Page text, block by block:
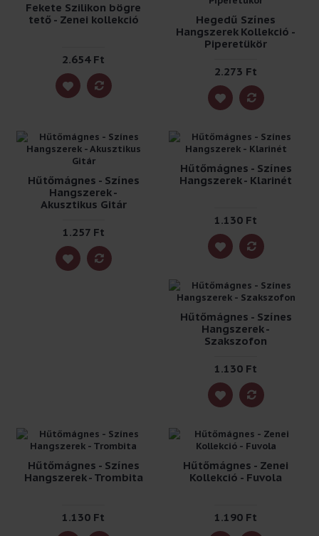
Fekete Szilikon bögre
tető - Zenei kollekció
2.654 Ft
Hegedű Színes
Hangszerek Kollekció -
Piperetükör
2.273 Ft
Hűtőmágnes - Színes
Hangszerek -
Akusztikus Gitár
1.257 Ft
Hűtőmágnes - Színes
Hangszerek - Klarinét
1.130 Ft
Hűtőmágnes - Színes
Hangszerek -
Szakszofon
1.130 Ft
Hűtőmágnes - Színes
Hangszerek - Trombita
1.130 Ft
Hűtőmágnes - Zenei
Kollekció - Fuvola
1.190 Ft